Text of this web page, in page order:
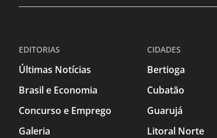
EDITORIAS
Últimas Notícias
Brasil e Economia
Concurso e Emprego
Galeria
CIDADES
Bertioga
Cubatão
Guarujá
Litoral Norte